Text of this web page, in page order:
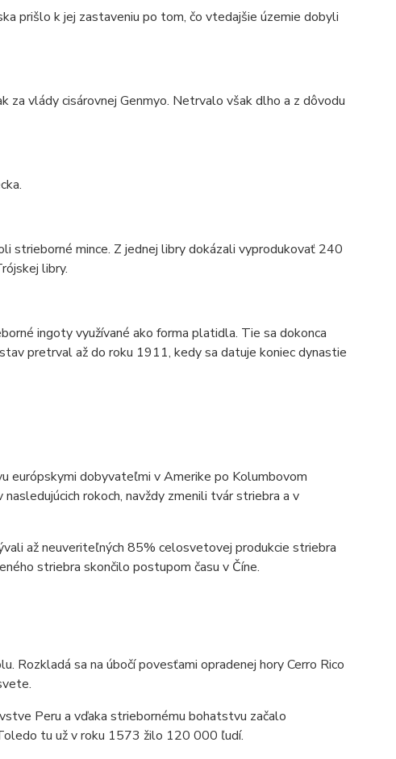
prišlo k jej zastaveniu po tom, čo vtedajšie územie dobyli
za vlády cisárovnej Genmyo. Netrvalo však dlho a z dôvodu
strieborné mince. Z jednej libry dokázali vyprodukovať 240
libry.
ingoty využívané ako forma platidla. Tie sa dokonca
pretrval až do roku 1911, kedy sa datuje koniec dynastie
európskymi dobyvateľmi v Amerike po Kolumbovom
rokoch, navždy zmenili tvár striebra a v
až neuveriteľných 85% celosvetovej produkcie striebra
striebra skončilo postupom času v Číne.
Rozkladá sa na úbočí povesťami opradenej hory Cerro Rico
Peru a vďaka striebornému bohatstvu začalo
tu už v roku 1573 žilo 120 000 ľudí.